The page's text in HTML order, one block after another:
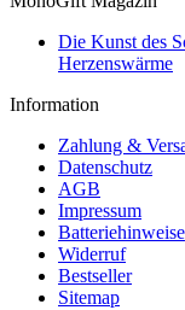
​Die Kunst des
Herzenswärme
Information
Zahlung &
Datenschutz
AGB
Impressum
Batteriehinweise
Widerruf
Bestseller
Sitemap